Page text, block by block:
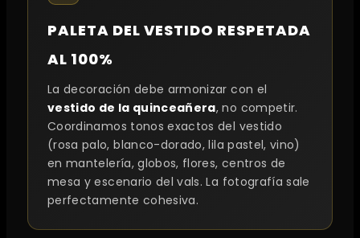
PALETA DEL VESTIDO RESPETADA
AL 100%
La decoración debe armonizar con el
vestido de la quinceañera, no competir.
Coordinamos tonos exactos del vestido
(rosa palo, blanco-dorado, lila pastel, vino)
en mantelería, globos, flores, centros de
mesa y escenario del vals. La fotografía sale
perfectamente cohesiva.